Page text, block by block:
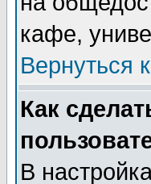
кафе,
Вернуться
Как
В